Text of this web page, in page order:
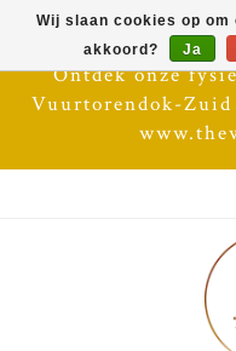
Ontdek onze
Vuurtorendok-Zuid
Wij slaan cookies op
akkoord?
Ja